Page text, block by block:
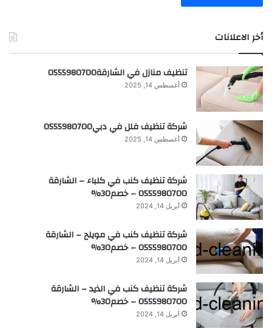
أخر الاعلانات
تنظيف منازل في الشارقة0555980700
أغسطس 14, 2025
شركة تنظيف فلل في دبي0555980700
أغسطس 14, 2025
شركة تنظيف كنب في كلباء – الشارقة
0555980700 – خصم30%
أبريل 14, 2024
شركة تنظيف كنب في مويلح – الشارقة
0555980700 – خصم30%
أبريل 14, 2024
شركة تنظيف كنب في الذيد – الشارقة
0555980700 – خصم30%
أبريل 14, 2024